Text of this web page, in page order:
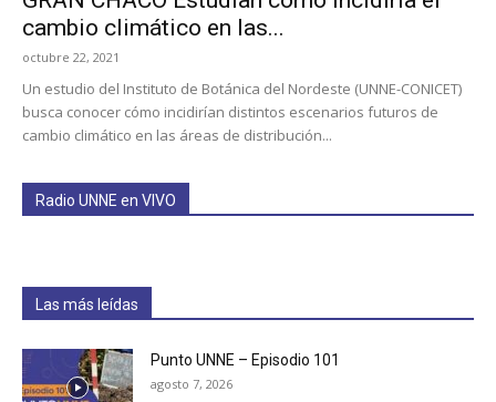
cambio climático en las...
octubre 22, 2021
Un estudio del Instituto de Botánica del Nordeste (UNNE-CONICET)
busca conocer cómo incidirían distintos escenarios futuros de
cambio climático en las áreas de distribución...
Radio UNNE en VIVO
Las más leídas
Punto UNNE – Episodio 101
agosto 7, 2026